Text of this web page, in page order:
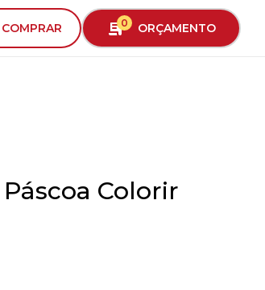
0 ORÇAMENTO
public_html/wp-
Colorir